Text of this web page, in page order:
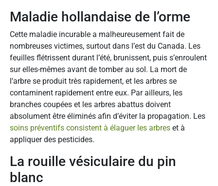
Maladie hollandaise de l’orme
Cette maladie incurable a malheureusement fait de
nombreuses victimes, surtout dans l’est du Canada. Les
feuilles flétrissent durant l’été, brunissent, puis s’enroulent
sur elles-mêmes avant de tomber au sol. La mort de
l’arbre se produit très rapidement, et les arbres se
contaminent rapidement entre eux. Par ailleurs, les
branches coupées et les arbres abattus doivent
absolument être éliminés afin d’éviter la propagation. Les
soins préventifs consistent à élaguer les arbres et à
appliquer des pesticides.
La rouille vésiculaire du pin
blanc